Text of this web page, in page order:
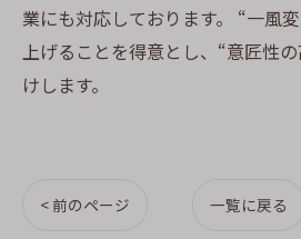
業にも対応しております。 “一風
上げることを得意とし、“意匠性
けします。
< 前のページ 一覧に戻る